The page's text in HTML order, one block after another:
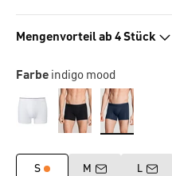
Mengenvorteil ab 4 Stück
Farbe indigo mood
S M L